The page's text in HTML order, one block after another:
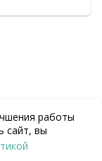
работы
сайт, вы